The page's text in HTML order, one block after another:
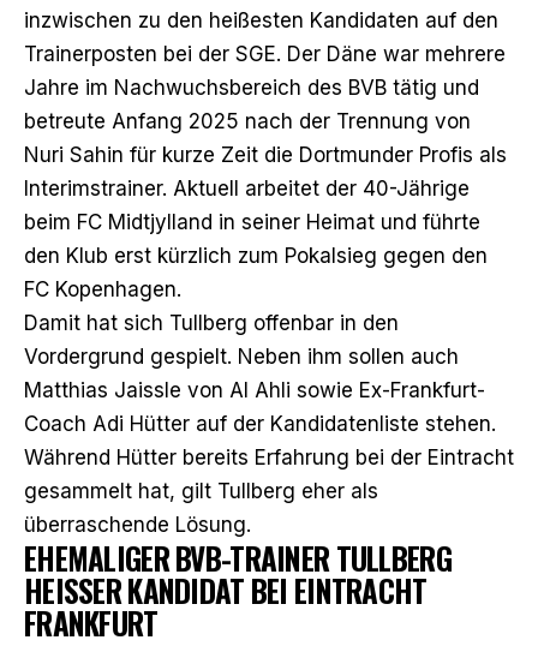
inzwischen zu den heißesten Kandidaten auf den
Trainerposten bei der SGE. Der Däne war mehrere
Jahre im Nachwuchsbereich des BVB tätig und
betreute Anfang 2025 nach der Trennung von
Nuri Sahin für kurze Zeit die Dortmunder Profis als
Interimstrainer. Aktuell arbeitet der 40-Jährige
beim FC Midtjylland in seiner Heimat und führte
den Klub erst kürzlich zum Pokalsieg gegen den
FC Kopenhagen.
Damit hat sich Tullberg offenbar in den
Vordergrund gespielt. Neben ihm sollen auch
Matthias Jaissle von Al Ahli sowie Ex-Frankfurt-
Coach Adi Hütter auf der Kandidatenliste stehen.
Während Hütter bereits Erfahrung bei der Eintracht
gesammelt hat, gilt Tullberg eher als
überraschende Lösung.
EHEMALIGER BVB-TRAINER TULLBERG
HEISSER KANDIDAT BEI EINTRACHT F
RANKFURT